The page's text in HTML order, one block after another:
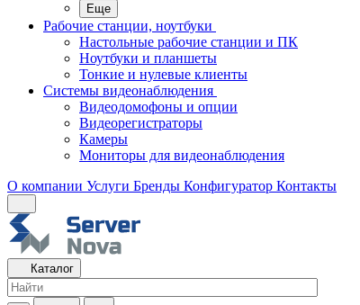
Еще
Рабочие станции, ноутбуки
Настольные рабочие станции и ПК
Ноутбуки и планшеты
Тонкие и нулевые клиенты
Системы видеонаблюдения
Видеодомофоны и опции
Видеорегистраторы
Камеры
Мониторы для видеонаблюдения
О компании Услуги Бренды Конфигуратор Контакты
Каталог